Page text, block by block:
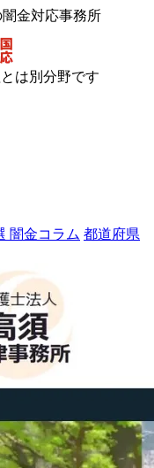
金対応事務所
は別分野です
闇金コラム 都道府県